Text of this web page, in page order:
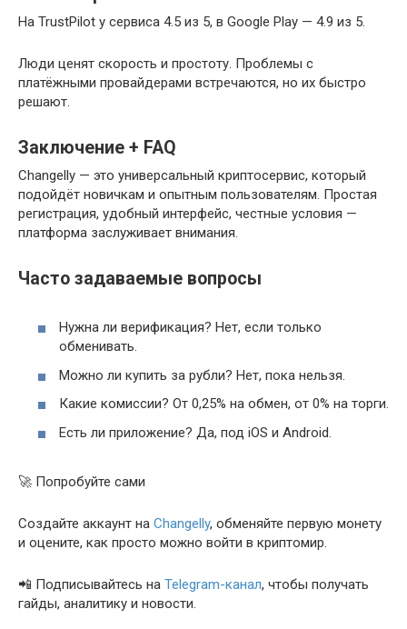
На TrustPilot у сервиса 4.5 из 5, в Google Play — 4.9 из 5.
Люди ценят скорость и простоту. Проблемы с
платёжными провайдерами встречаются, но их быстро
решают.
Заключение + FAQ
Changelly — это универсальный криптосервис, который
подойдёт новичкам и опытным пользователям. Простая
регистрация, удобный интерфейс, честные условия —
платформа заслуживает внимания.
Часто задаваемые вопросы
Нужна ли верификация? Нет, если только
обменивать.
Можно ли купить за рубли? Нет, пока нельзя.
Какие комиссии? От 0,25% на обмен, от 0% на торги.
Есть ли приложение? Да, под iOS и Android.
🚀 Попробуйте сами
Создайте аккаунт на Changelly, обменяйте первую монету
и оцените, как просто можно войти в криптомир.
📲 Подписывайтесь на Telegram-канал, чтобы получать
гайды, аналитику и новости.